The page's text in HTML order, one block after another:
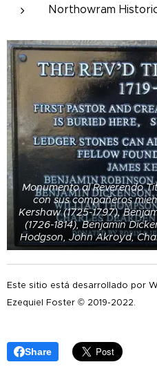
Northowram
Monumento al Reverendo
con sus compañeros
Kershaw (1725-1797),
(1726-1814), Benjamin
Hodgson, John Akroyd,
Este sitio está desarrollado por
Ezequiel Foster © 2019-2022.
Share